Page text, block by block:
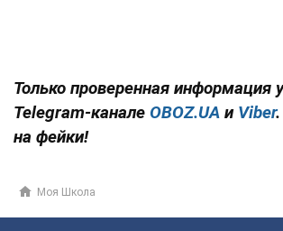
Только проверенная информация
Telegram-канале OBOZ.UA и Viber
на фейки!
Моя Школа